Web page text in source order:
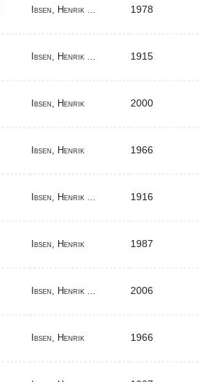
Ibsen, Henrik ... 1978
Ibsen, Henrik ... 1915
Ibsen, Henrik 2000
Ibsen, Henrik 1966
Ibsen, Henrik ... 1916
Ibsen, Henrik 1987
Ibsen, Henrik ... 2006
Ibsen, Henrik 1966